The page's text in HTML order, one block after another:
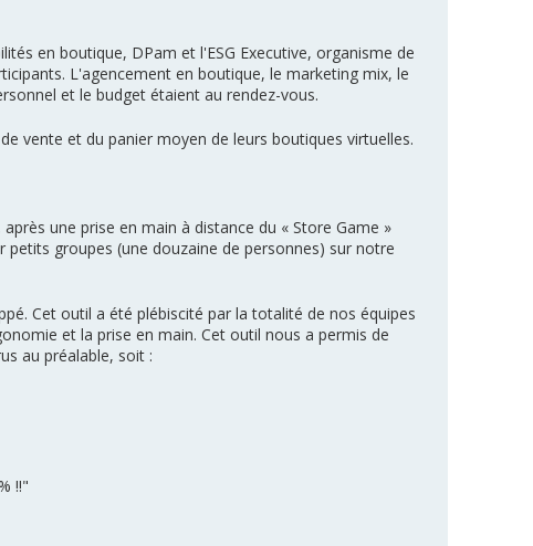
en boutique, DPam et l'ESG Executive, organisme de
L'agencement en boutique, le marketing mix, le
et le budget étaient au rendez-vous.
vente et du panier moyen de leurs boutiques virtuelles.
une prise en main à distance du « Store Game »
groupes (une douzaine de personnes) sur notre
Cet outil a été plébiscité par la totalité de nos équipes
et la prise en main. Cet outil nous a permis de
au préalable, soit :
!!"